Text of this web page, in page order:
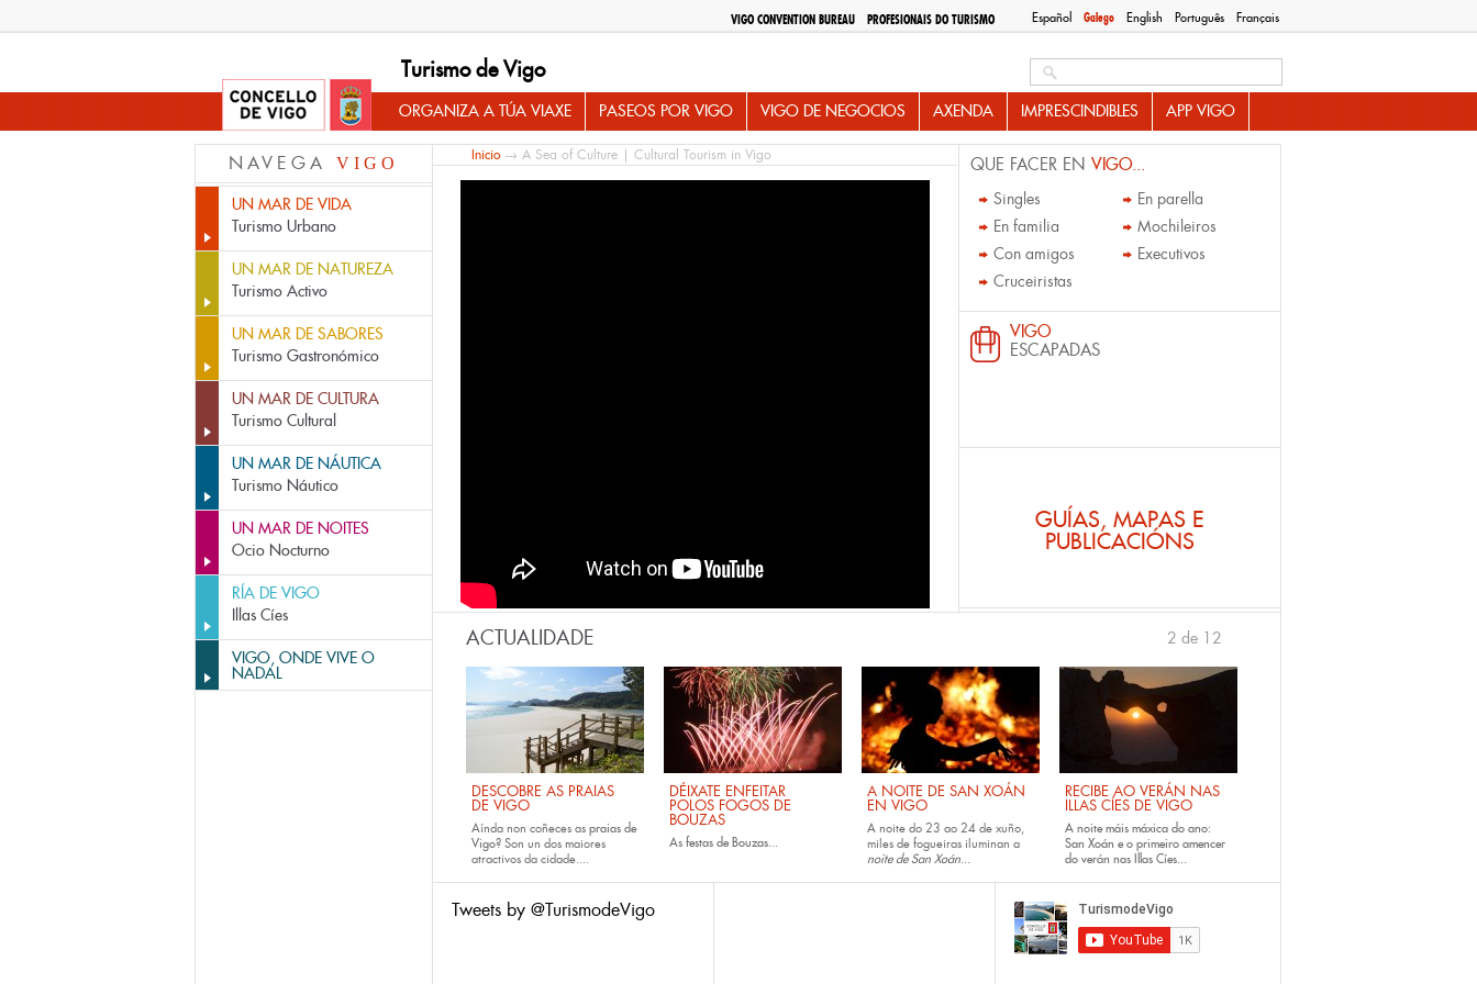
Español Galego English Português Français
VIGO CONVENTION BUREAU PROFESIONAIS DO TURISMO
Turismo de Vigo
ORGANIZA A TÚA VIAXE PASEOS POR VIGO VIGO DE NEGOCIOS AXENDA IMPRESCINDIBLES APP VIGO
NAVEGA VIGO
UN MAR DE VIDA
Turismo Urbano
UN MAR DE NATUREZA
Turismo Activo
UN MAR DE SABORES
Turismo Gastronómico
UN MAR DE CULTURA
Turismo Cultural
UN MAR DE NÁUTICA
Turismo Náutico
UN MAR DE NOITES
Ocio Nocturno
RÍA DE VIGO
Illas Cíes
VIGO, ONDE VIVE O
NADAL
Inicio→ A Sea of Culture | Cultural Tourism in Vigo QUE FACER EN VIGO...
Singles
En parella
En familia
Mochileiros
Con amigos
Executivos
Cruceiristas
VIGO
ESCAPADAS
GUÍAS, MAPAS E
PUBLICACIÓNS
ACTUALIDADE
DESCOBRE AS PRAIAS
DE VIGO
Aínda non coñeces as praias de
Vigo? Son un dos maiores
atractivos da cidade....
DÉIXATE ENFEITAR
POLOS FOGOS DE
BOUZAS
As festas de Bouzas...
A NOITE DE SAN XOÁN
EN VIGO
A noite do 23 ao 24 de xuño,
miles de fogueiras iluminan a
noite de San Xoán...
RECIBE AO VERÁN NAS
ILLAS CÍES DE VIGO
A noite máis máxica do ano:
San Xoán e o primeiro amencer
do verán nas Illas Cíes...
2 de 12
Tweets by @TurismodeVigo